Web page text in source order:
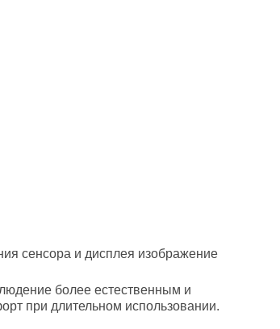
сенсора и дисплея изображение
более естественным и
при длительном использовании.